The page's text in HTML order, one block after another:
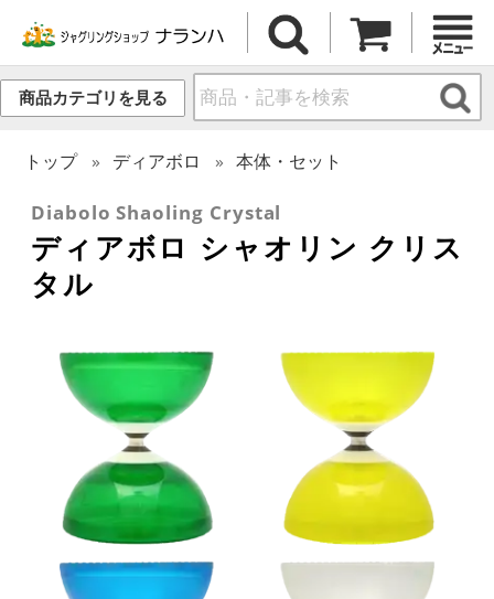
商品カテゴリを見る
トップ ディアボロ 本体・セット
Diabolo Shaoling Crystal
ディアボロ シャオリン クリス
タル